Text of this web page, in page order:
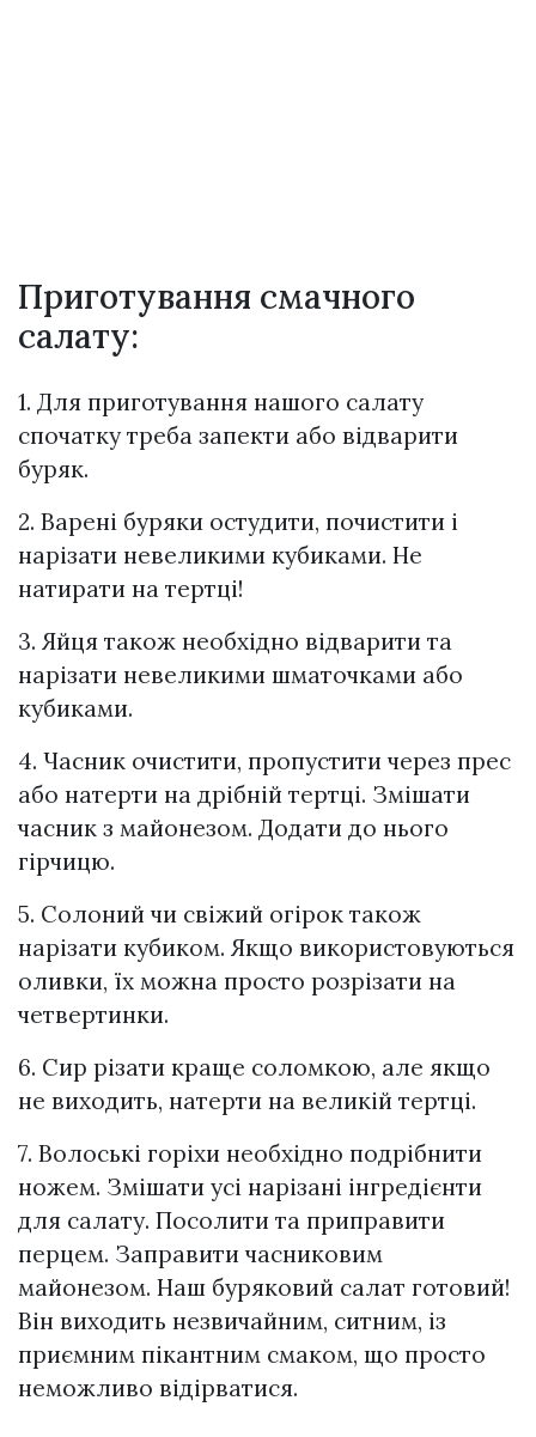
Приготування смачного
салату:
1. Для приготування нашого салату
спочатку треба запекти або відварити
буряк.
2. Варені буряки остудити, почистити і
нарізати невеликими кубиками. Не
натирати на тертці!
3. Яйця також необхідно відварити та
нарізати невеликими шматочками або
кубиками.
4. Часник очистити, пропустити через прес
або натерти на дрібній тертці. Змішати
часник з майонезом. Додати до нього
гірчицю.
5. Солоний чи свіжий огірок також
нарізати кубиком. Якщо використовуються
оливки, їх можна просто розрізати на
четвертинки.
6. Сир різати краще соломкою, але якщо
не виходить, натерти на великій тертці.
7. Волоські горіхи необхідно подрібнити
ножем. Змішати усі нарізані інгредієнти
для салату. Посолити та приправити
перцем. Заправити часниковим
майонезом. Наш буряковий салат готовий!
Він виходить незвичайним, ситним, із
приємним пікантним смаком, що просто
неможливо відірватися.